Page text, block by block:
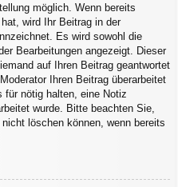
möglich. Wenn bereits
wird Ihr Beitrag in der
Es wird sowohl die
Bearbeitungen angezeigt. Dieser
auf Ihren Beitrag geantwortet
Ihren Beitrag überarbeitet
für nötig halten, eine Notiz
wurde. Bitte beachten Sie,
löschen können, wenn bereits